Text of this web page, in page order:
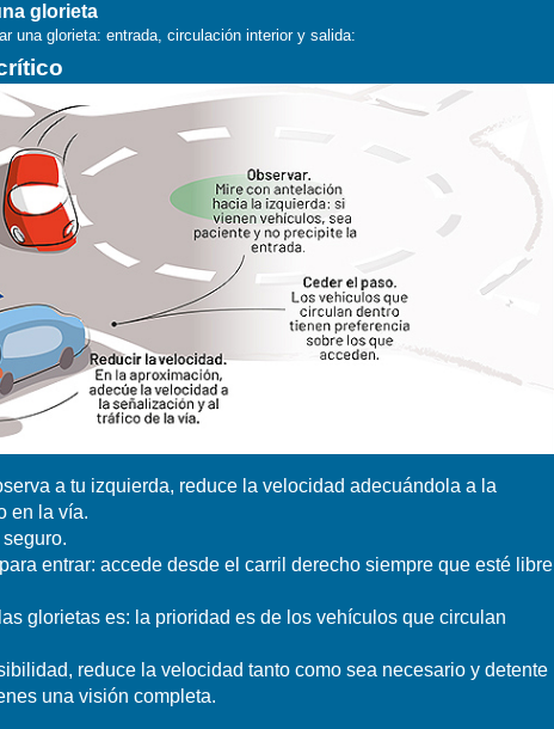
glorieta
una glorieta: entrada, circulación interior y salida:
a tu izquierda, reduce la velocidad adecuándola a la
en la vía.
entrar: accede desde el carril derecho siempre que esté libre
glorietas es: la prioridad es de los vehículos que circulan
reduce la velocidad tanto como sea necesario y detente
una visión completa.